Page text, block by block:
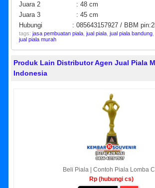
Juara 2 : 48 cm
Juara 3 : 45 cm
Hubungi : 085643157927 / BBM
tags:jasa pembuatan piala ,jual piala ,jual piala bandung
jual piala murah
Produk Lain Distributor Agen Jual Piala
Indonesia
Beli Piala | Contoh Piala Lomba
Rp (hubungi cs)